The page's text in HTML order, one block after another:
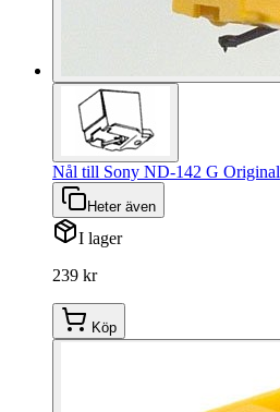
Nål till Sony ND-142 G Original
Heter även
I lager
239 kr
Köp